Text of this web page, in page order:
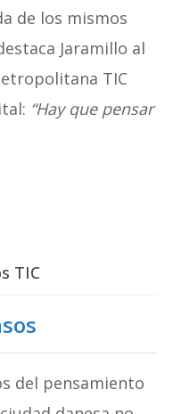
de los mismos
Jaramillo al
TIC
“Hay que pensar
TIC
del pensamiento